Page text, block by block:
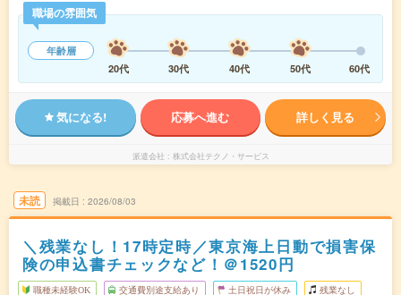
職場の雰囲気
年齢層
20代
30代 40代 50代 60代
気になる! 応募へ進む 詳しく見る
派遣会社 株式会社テクノ・サービス
未読 掲載日 2026/08/03
＼残業なし！17時定時／東京海上日動で損害保
険の申込書チェックなど！＠1520円
職種未経験OK 交通費別途支給あり 土日祝日が休み 残業なし